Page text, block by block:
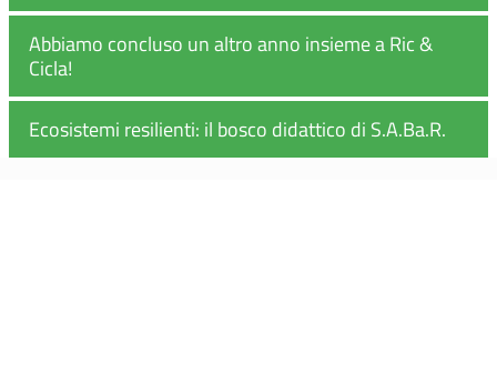
Abbiamo concluso un altro anno insieme a Ric &
Cicla!
Ecosistemi resilienti: il bosco didattico di S.A.Ba.R.